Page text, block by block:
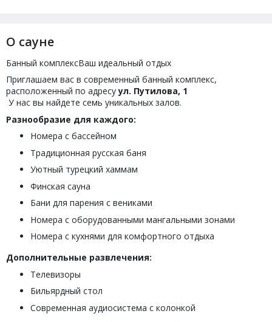
О сауне
Банный комплексВаш идеальный отдых
Приглашаем вас в современный банный комплекс,
расположенный по адресуул. Путилова, 1
У нас вы найдете семь уникальных залов.
Разнообразие для каждого:
Номера с бассейном
Традиционная русская баня
Уютный турецкий хаммам
Финская сауна
Бани для парения с вениками
Номера с оборудованными мангальными зонами
Номера с кухнями для комфортного отдыха
Дополнительные развлечения:
Телевизоры
Бильярдный стол
Современная аудиосистема с колонкой